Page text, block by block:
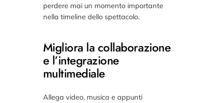
perdere mai un momento importante
nella timeline dello spettacolo.
Migliora la collaborazione
e l’integrazione
multimediale
Allega video, musica e appunti